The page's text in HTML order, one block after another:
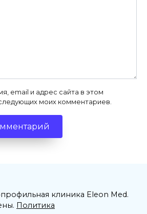
email и адрес сайта в этом
моих комментариев.
клиника Eleon Med.
Политика